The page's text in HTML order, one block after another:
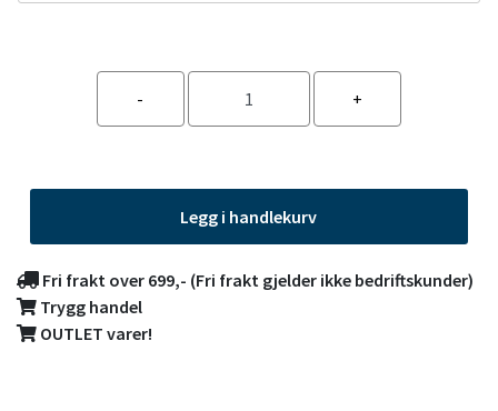
Legg i handlekurv
Fri frakt over 699,- (Fri frakt gjelder ikke bedriftskunder)
Trygg handel
OUTLET varer!